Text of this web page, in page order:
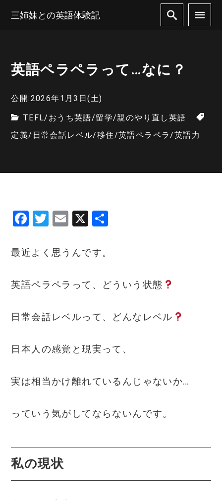
三姉妹との英語体験記
英語ペラペラって…なに？
公開:2026年1月3日(土)
TEFL/ おうち英語/留学/親のやり直し英語
定義/ 日常会話レベル/移住/英語ペラペラ/英語力
F
c
b
o
T
it
r
E
ai
X
最近よく思うんです。
英語ペラペラって、どういう状態
日常会話レベルって、どんなレベル
日本人の感覚と現実って、
実は相当かけ離れているんじゃないか…
っていう気がしてならないんです。
私の現状